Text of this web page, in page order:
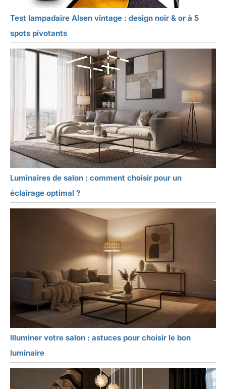
Test lampadaire Alsen vintage : design noir & or à 5
spots pivotants
Luminaires de salon : comment choisir pour un
éclairage optimal ?
Illuminer votre salon : astuces pour choisir le bon
luminaire